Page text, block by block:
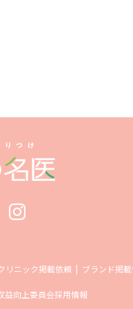
リニック掲載依頼 ブランド掲
益向上委員会採用情報